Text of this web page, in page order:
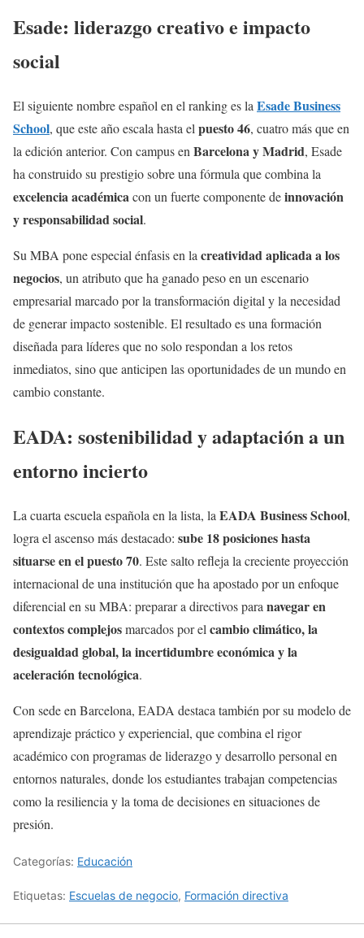
Esade: liderazgo creativo e impacto
social
El siguiente nombre español en el ranking es la Esade Business
School, que este año escala hasta el puesto 46, cuatro más que en
la edición anterior. Con campus en Barcelona y Madrid, Esade
ha construido su prestigio sobre una fórmula que combina la
excelencia académicacon un fuerte componente deinnovación
y responsabilidad social.
Su MBA pone especial énfasis en la creatividad aplicada a los
negocios, un atributo que ha ganado peso en un escenario
empresarial marcado por la transformación digital y la necesidad
de generar impacto sostenible. El resultado es una formación
diseñada para líderes que no solo respondan a los retos
inmediatos, sino que anticipen las oportunidades de un mundo en
cambio constante.
EADA: sostenibilidad y adaptación a un
entorno incierto
La cuarta escuela española en la lista, la EADA Business School,
logra el ascenso más destacado: sube 18 posiciones hasta
situarse en el puesto 70. Este salto refleja la creciente proyección
internacional de una institución que ha apostado por un enfoque
diferencial en su MBA: preparar a directivos para navegar en
contextos complejosmarcados por el cambio climático, la
desigualdad global, la incertidumbre económica y la
aceleración tecnológica.
Con sede en Barcelona, EADA destaca también por su modelo de
aprendizaje práctico y experiencial, que combina el rigor
académico con programas de liderazgo y desarrollo personal en
entornos naturales, donde los estudiantes trabajan competencias
como la resiliencia y la toma de decisiones en situaciones de
presión.
Categorías: Educación
Etiquetas: Escuelas de negocio, Formación directiva